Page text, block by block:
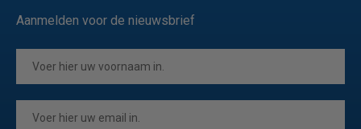
Aanmelden voor de nieuwsbrief